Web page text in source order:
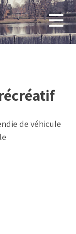
de véhicule